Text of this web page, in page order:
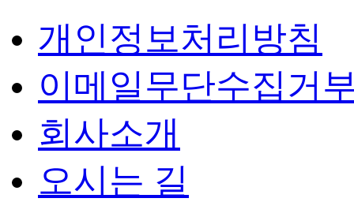
개인정보처리방침
이메일무단수집거
회사소개
오시는 길